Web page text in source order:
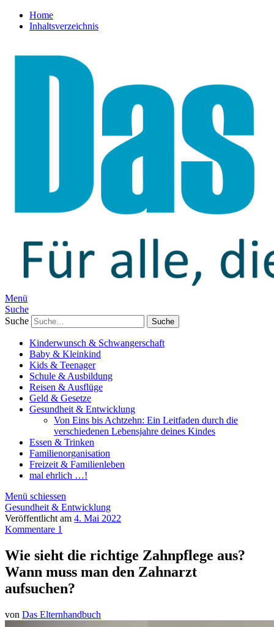
Home
Inhaltsverzeichnis
Menü
Suche
Suche
Kinderwunsch & Schwangerschaft
Baby & Kleinkind
Kids & Teenager
Schule & Ausbildung
Reisen & Ausflüge
Geld & Gesetze
Gesundheit & Entwicklung
Von Eins bis Achtzehn: Ein Leitfaden durch die
verschiedenen Lebensjahre deines Kindes
Essen & Trinken
Familienorganisation
Freizeit & Familienleben
mal ehrlich …!
Menü schiessen
Gesundheit & Entwicklung
Veröffentlicht am 4. Mai 2022
Kommentare 1
Wie sieht die richtige Zahnpflege aus?
Wann muss man den Zahnarzt
aufsuchen?
von Das Elternhandbuch